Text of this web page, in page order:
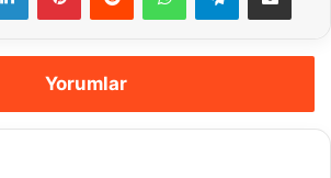
Yorumlar